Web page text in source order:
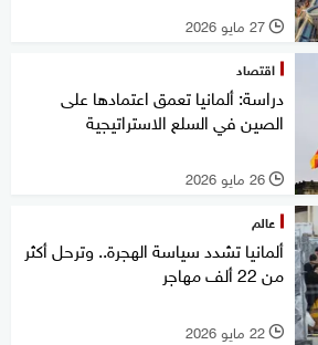
l 27 مايو 2026
اقتصاد
دراسة: ألمانيا تعمق اعتمادها على
الصين في السلع الاستراتيجية
l 26 مايو 2026
عالم
ألمانيا تشدد سياسة الهجرة.. وترحل أكثر
من 22 ألف مهاجر
l 22 مايو 2026